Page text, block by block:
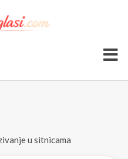
u sitnicama